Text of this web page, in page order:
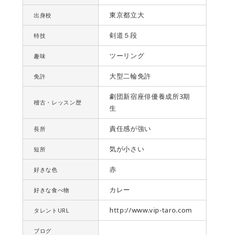
出身校 東京都立大
特技 剣道５段
趣味 ツーリング
免許 大型二輪免許
稽古・レッスン歴
劇団新宿座俳優養成所3期
生
長所 責任感が強い
短所 気が小さい
好きな色 赤
好きな食べ物 カレー
タレントURL http://www.vip-taro.com
ブログ